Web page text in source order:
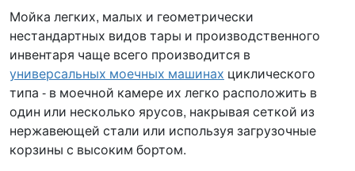
Мойка легких, малых и геометрически
нестандартных видов тары и производственного
инвентаря чаще всего производится в
универсальных моечных машинах циклического
типа - в моечной камере их легко расположить в
один или несколько ярусов, накрывая сеткой из
нержавеющей стали или используя загрузочные
корзины с высоким бортом.